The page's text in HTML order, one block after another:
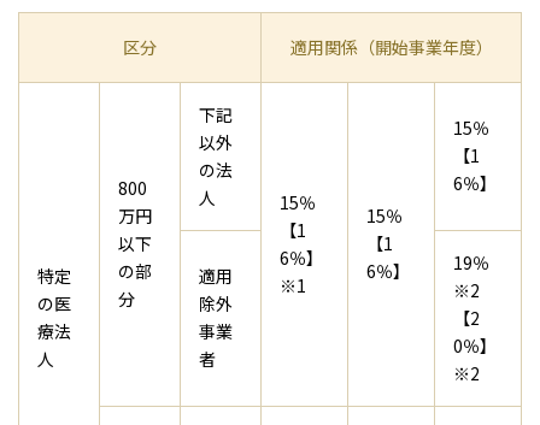
区分 適用関係（開始事業年度）
特定
の医
療法
人
800
万円
以下
の部
分
下記
以外
の法
人
15％
【1
6％】
※1
15％
【1
6％】
15％
【1
6％】
適用
除外
事業
者
19％
※2
【2
0％】
※2